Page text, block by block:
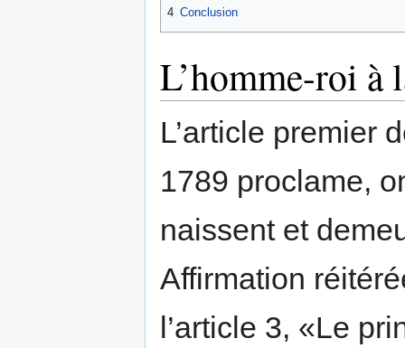
4 Conclusion
L’homme-roi à
L’article premier
1789 proclame,
naissent et
Affirmation
l’article 3, «Le